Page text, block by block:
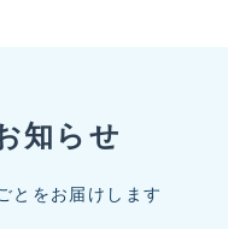
知らせ
とをお届けします